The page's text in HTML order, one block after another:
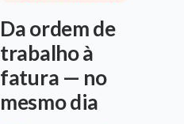
Da ordem de
trabalho à
fatura — no
mesmo dia